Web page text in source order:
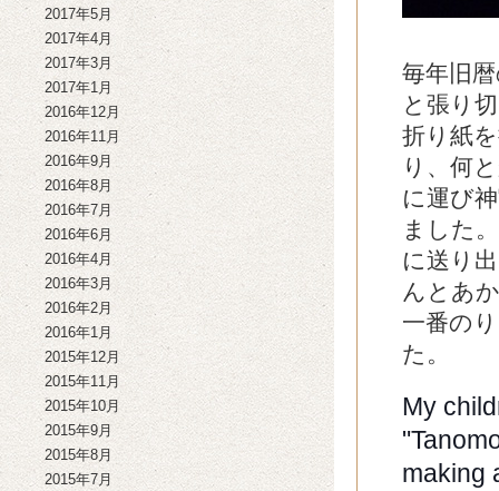
2017年5月
2017年4月
2017年3月
2017年1月
2016年12月
2016年11月
2016年9月
2016年8月
2016年7月
2016年6月
2016年4月
2016年3月
2016年2月
2016年1月
2015年12月
2015年11月
2015年10月
2015年9月
2015年8月
2015年7月
毎年旧
と張り
折り紙
り、何
に運び
ました
に送り
んとあ
一番の
た。
My
making